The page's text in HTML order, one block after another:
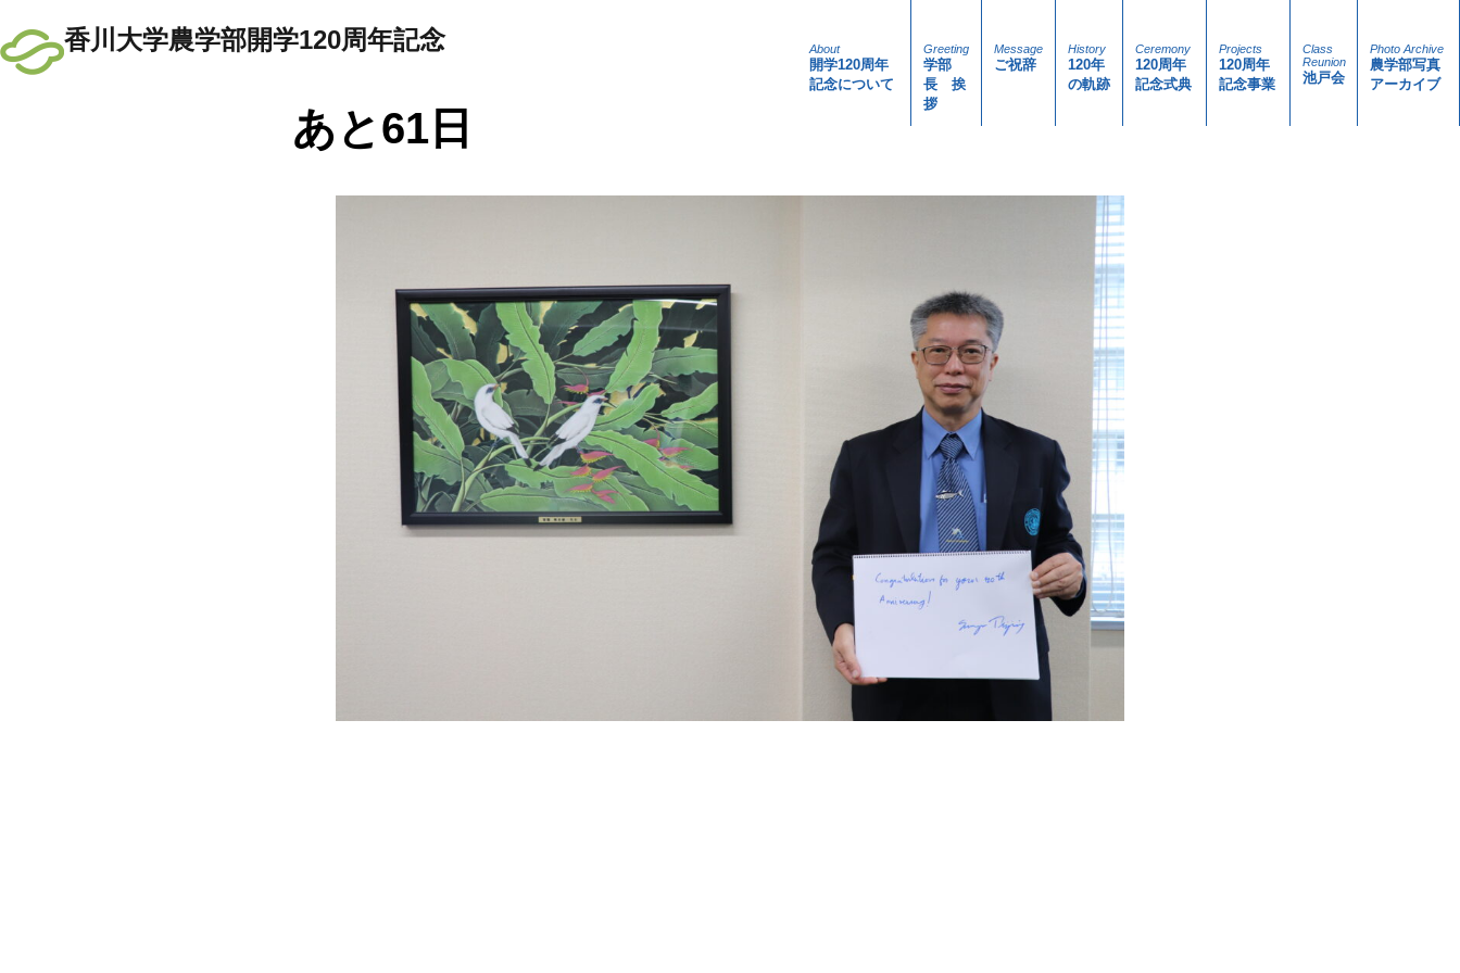
香川大学農学部開学120周年記念 About
開学120周年
記念について
Greeting
学部
長 挨
拶
Message
ご祝辞
History
120年
の軌跡
Ceremony
120周年
記念式典
Projects
120周年
記念事業
Class
Reunion
池戸会
Photo Archive
農学部写真
アーカイブ
あと61日